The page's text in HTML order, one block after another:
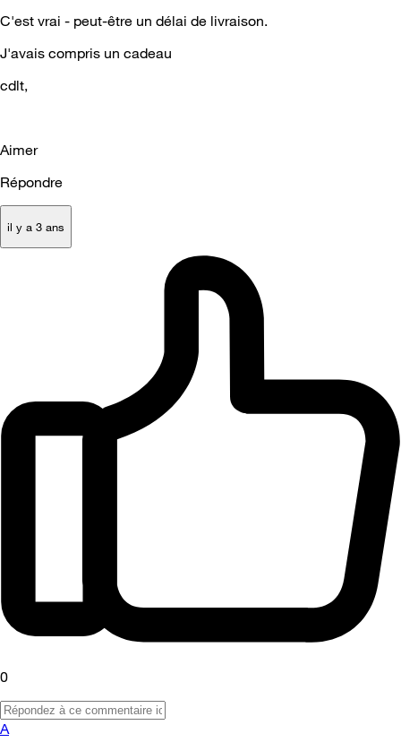
C'est vrai - peut-être un délai de livraison.
J'avais compris un cadeau
cdlt,
Aimer
Répondre
il y a 3 ans
0
A